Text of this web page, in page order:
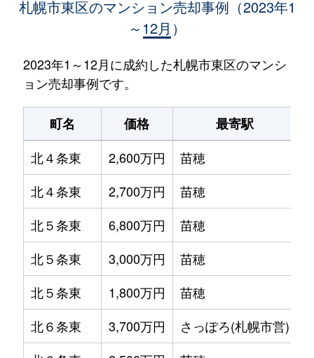
札幌市東区のマンション売却事例（2023年1
～12月）
2023年1～12月に成約した札幌市東区のマンシ
ョン売却事例です。
町名 価格 最寄駅
北４条東
2,600万円 苗穂
北４条東
2,700万円 苗穂
北５条東
6,800万円 苗穂
北５条東
3,000万円 苗穂
北５条東
1,800万円 苗穂
北６条東
3,700万円 さっぽろ(札幌市営)